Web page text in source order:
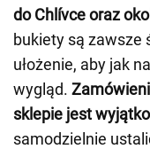
do Chlívce oraz
bukiety są zawsze
ułożenie, aby jak
wygląd.
sklepie jest
samodzielnie